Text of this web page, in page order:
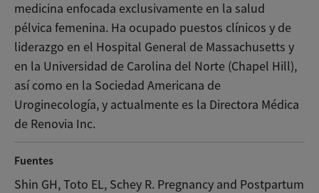
medicina enfocada exclusivamente en la salud
pélvica femenina. Ha ocupado puestos clínicos y de
liderazgo en el Hospital General de Massachusetts y
en la Universidad de Carolina del Norte (Chapel Hill),
así como en la Sociedad Americana de
Uroginecología, y actualmente es la Directora Médica
de Renovia Inc.
Fuentes
Shin GH, Toto EL, Schey R. Pregnancy and Postpartum